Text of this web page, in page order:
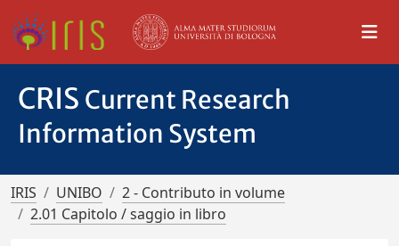
CRIS Current Research
Information System
IRIS UNIBO
2 - Contributo in volume
2.01 Capitolo / saggio in libro